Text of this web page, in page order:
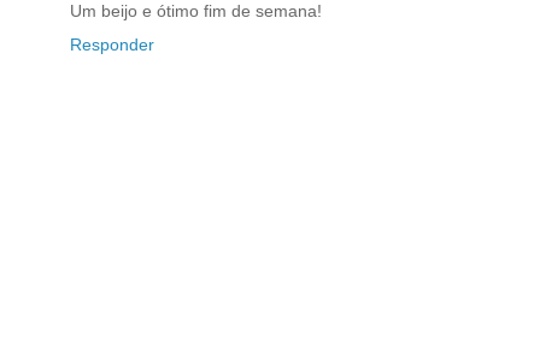
Um beijo e ótimo fim de semana!
Responder